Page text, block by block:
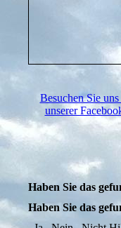
Besuchen Sie
unserer
Haben Sie das
Haben Sie das